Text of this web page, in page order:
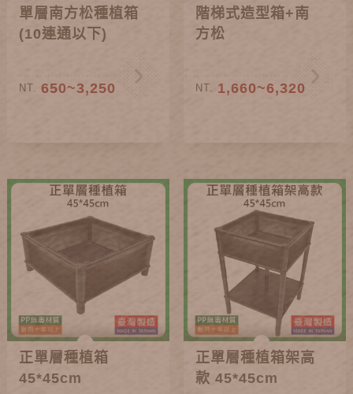
單層南方松種植箱
(10連通以下)
NT. 650~3,250
階梯式造型箱+南
方松
NT. 1,660~6,320
正單層種植箱
45*45cm
正單層種植箱架高
款 45*45cm